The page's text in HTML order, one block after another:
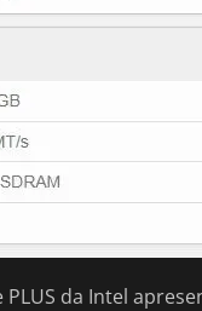
da Intel